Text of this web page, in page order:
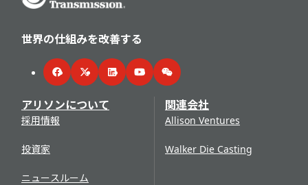
世界の仕組みを改善する
FacebookTwitterLinkedInYouTubeWeChat
アリソンについて
採用情報
投資家
ニュースルーム
関連会社
Allison Ventures
Walker Die Casting